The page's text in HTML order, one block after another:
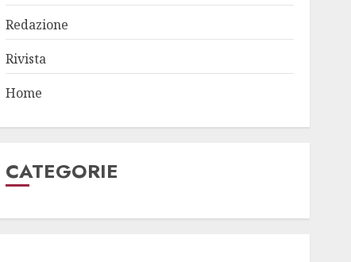
Redazione
Rivista
Home
CATEGORIE